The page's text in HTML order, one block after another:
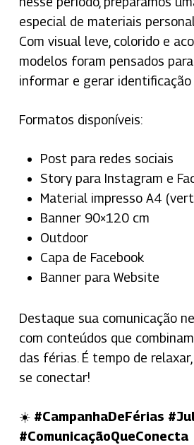
especial de materiais
Com visual leve, colorido e
modelos foram pensados
informar e gerar identificação
Formatos disponíveis:
Post para redes sociais
Story para Instagram e
Material impresso A4
Banner 90×120 cm
Outdoor
Capa de Facebook
Banner para Website
Destaque sua comunicação
com conteúdos que
das férias. É tempo de
se conectar!
☀️ #CampanhaDeFérias
#ComunicaçãoQueConecta